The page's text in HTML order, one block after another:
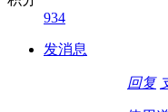
934
发消息
回复